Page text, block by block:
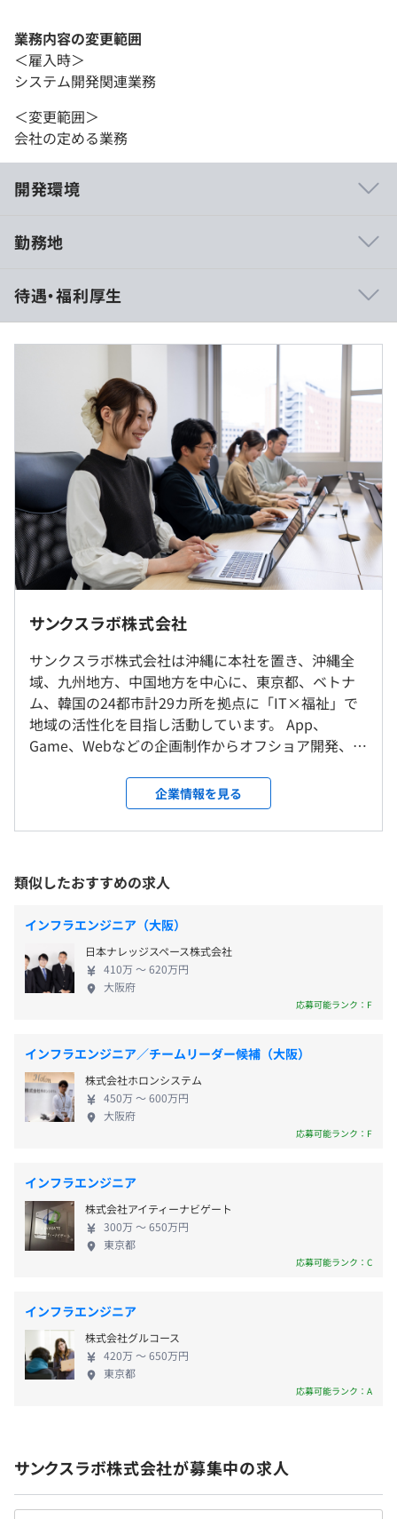
業務内容の変更範囲
＜雇入時＞
システム開発関連業務
＜変更範囲＞
会社の定める業務
開発環境
き方」を推進しています。
そのため、オフショア開発や多国籍メンバーと一緒に開発
できるチャンスがあり多くの経験を積むことができます。
また、プライベートを豊かにする手段として仕事をしてほ
しいと考える当社では残業平均月10h程度。
フルリモート制度を導入しているため、プライベートを大
切にキャリアアップできる環境が特徴です。
＜ゲーム制作実績＞
https://www.gdays.jp/lp2/
★今後、ゲーム開発を強化していく予定です！
Terraform、VMware vSphere
＜★メンバー所属比率＞
・販促/マーケティング：13％
・管理部門：8％
勤務地
就業場所の変更範囲
＜雇入時＞
フルリモートまたは各拠点での勤務も可能です。
【拠点勤務の場合】
沖縄県那覇市泉崎1丁目21番3 那覇泉崎ビル
3F
※沖縄、福岡、東京で出社可能な方は出社をお願いする可
能性もあります。
＜変更範囲＞
変更なし
受動喫煙防止措置に関する事項
屋内禁煙
待遇・福利厚生
年俸制：450万円～700万円 ※資格・経験により考慮
（月額）416,667円～
※年俸に1/12を乗じた額を毎月支給します
※試用期間6ヶ月（試用期間中の雇用条件の変更なし）
（※想定年収は年収提示額を保証するものではありません）
専門業務型裁量労働制（1日8時間）
休憩時間：10：00～19：00（休憩1時間）
平均残業時間：全社平均10時間／月
完全週休2日制(土日)
年次有給休暇(入社半年後に10日付与)
産前/産後休暇
育児休暇
介護休暇
慶弔休暇
昇給査定1回（1月）
社会保険完備（健康保険・厚生年金加入・雇用保険・労災
保険）
無期雇用
サンクスラボ株式会社
サンクスラボ株式会社は沖縄に本社を置き、沖縄全
域、九州地方、中国地方を中心に、東京都、ベトナ
ム、韓国の24都市計29カ所を拠点に「IT×福祉」で
地域の活性化を目指し活動しています。 App、
Game、Webなどの企画制作からオフショア開発、ニ
の支援、そして国際福祉プロジェクトをおこなって
は、“幸せ”や“豊かさ”を意味する言葉であり、すべ
そう定義づけられています。 そして、ITは今や切っ
てもきれない必要不可欠な存在であり、現代の生活
はIT抜きでは成り立たなくなっており、今やインフラ
的存在です。 今後も、ITやDXの需要はさらに高まっ
ていくと予想されており、技術を駆使して更に利便
性が高く“幸せ”で“豊か”な世の中になると確信をし
ています。 そこで、我々はソーシャルビジネスを通
め、関わる多くの人々が“幸せ”や“豊かさ”を実感し
てほしいと考えます。 同時に地域社会にて支援が必
要である障がいをお持ちの方、ハンディキャップや
コンプレックスをお持ちの方々も健常者と同じく充
実した日々を送って頂きたく支援をしております。
その活動に関わる方々にとって、互いに高め合い、
助け合い、心を温め合えるコミュニティでありた
い。 そのため、デジタル社会での「IT」、社会的支
援に繋がる「福祉」のそれぞれを幅広く捉え、新た
な価値を創出し続けていきます。
企業情報を見る
類似したおすすめの求人
インフラエンジニア（大阪）
日本ナレッジスペース株式会社
410万 〜 620万円
大阪府
応募可能ランク：F
インフラエンジニア／チームリーダー候補（大阪）
株式会社ホロンシステム
450万 〜 600万円
大阪府
応募可能ランク：F
インフラエンジニア
株式会社アイティーナビゲート
300万 〜 650万円
東京都
応募可能ランク：C
インフラエンジニア
株式会社グルコース
420万 〜 650万円
東京都
応募可能ランク：A
サンクスラボ株式会社が募集中の求人